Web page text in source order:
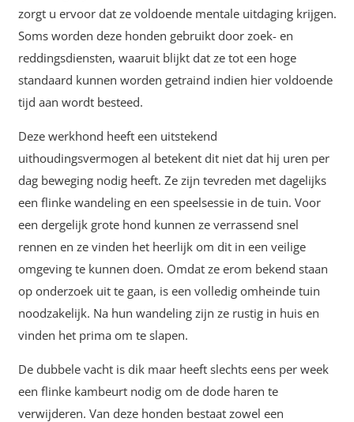
zorgt u ervoor dat ze voldoende mentale uitdaging krijgen.
Soms worden deze honden gebruikt door zoek- en
reddingsdiensten, waaruit blijkt dat ze tot een hoge
standaard kunnen worden getraind indien hier voldoende
tijd aan wordt besteed.
Deze werkhond heeft een uitstekend
uithoudingsvermogen al betekent dit niet dat hij uren per
dag beweging nodig heeft. Ze zijn tevreden met dagelijks
een flinke wandeling en een speelsessie in de tuin. Voor
een dergelijk grote hond kunnen ze verrassend snel
rennen en ze vinden het heerlijk om dit in een veilige
omgeving te kunnen doen. Omdat ze erom bekend staan
op onderzoek uit te gaan, is een volledig omheinde tuin
noodzakelijk. Na hun wandeling zijn ze rustig in huis en
vinden het prima om te slapen.
De dubbele vacht is dik maar heeft slechts eens per week
een flinke kambeurt nodig om de dode haren te
verwijderen. Van deze honden bestaat zowel een